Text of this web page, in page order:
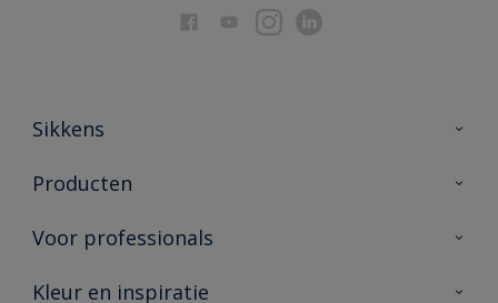
Sikkens
Over Sikkens
Duurzaamheid
Producten
Producten voor binnen
Vind je verkooppunt
Voor professionals
Advies & service
Kleur en inspiratie